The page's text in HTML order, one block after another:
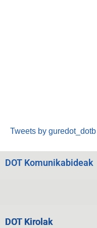
Tweets by guredot_dotb
DOT Komunikabideak
DOT Kirolak